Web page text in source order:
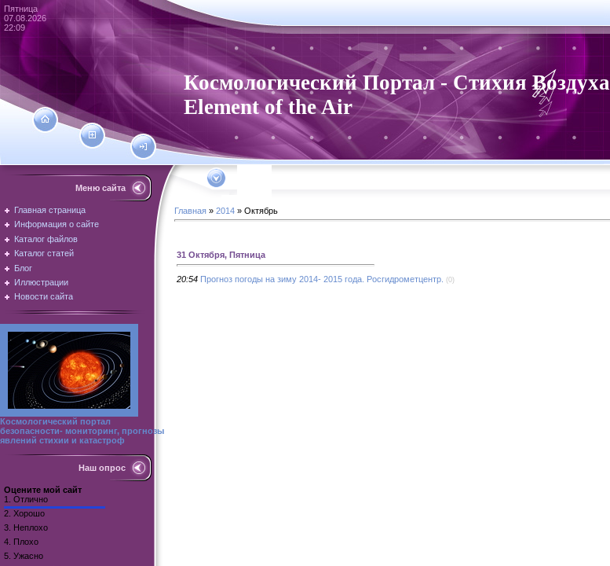
Пятница
07.08.2026
22:09
Космологический Портал - Стихия Воздуха
Element of the Air
Меню сайта
Главная страница
Информация о сайте
Каталог файлов
Каталог статей
Блог
Иллюстрации
Новости сайта
Космологический портал
безопасности- мониторинг, прогнозы
явлений стихии и катастроф
Наш опрос
Оцените мой сайт
1. Отлично
2. Хорошо
3. Неплохо
4. Плохо
5. Ужасно
Главная » 2014 » Октябрь
31 Октября, Пятница
20:54 Прогноз погоды на зиму 2014- 2015 года. Росгидрометцентр. (0)